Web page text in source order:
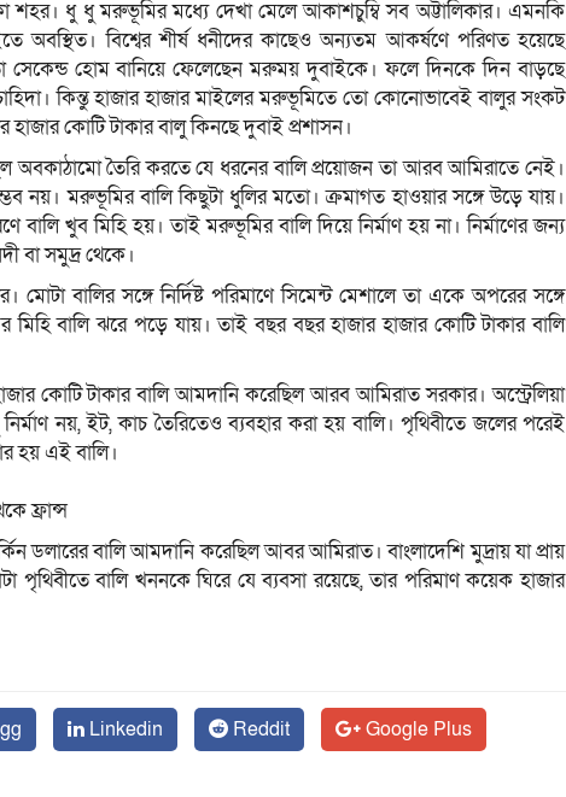
শহর। ধু ধু মরুভূমির মধ্যে দেখা মেলে আকাশচুম্বি সব অট্টালিকার। এমনকি
অবস্থিত। বিশ্বের শীর্ষ ধনীদের কাছেও অন্যতম আকর্ষণে পরিণত হয়েছে
হোম বানিয়ে ফেলেছেন মরুময় দুবাইকে। ফলে দিনকে দিন বাড়ছে
কিন্তু হাজার হাজার মাইলের মরুভূমিতে তো কোনোভাবেই বালুর সংকট
কোটি টাকার বালু কিনছে দুবাই প্রশাসন।
অবকাঠামো তৈরি করতে যে ধরনের বালি প্রয়োজন তা আরব আমিরাতে নেই।
নয়। মরুভূমির বালি কিছুটা ধুলির মতো। ক্রমাগত হাওয়ার সঙ্গে উড়ে যায়।
খুব মিহি হয়। তাই মরুভূমির বালি দিয়ে নির্মাণ হয় না। নির্মাণের জন্য
বা সমুদ্র থেকে।
বালির সঙ্গে নির্দিষ্ট পরিমাণে সিমেন্ট মেশালে তা একে অপরের সঙ্গে
বালি ঝরে পড়ে যায়। তাই বছর বছর হাজার হাজার কোটি টাকার বালি
কোটি টাকার বালি আমদানি করেছিল আরব আমিরাত সরকার। অস্ট্রেলিয়া
নয়, ইট, কাচ তৈরিতেও ব্যবহার করা হয় বালি। পৃথিবীতে জলের পরেই
হয় এই বালি।
ফ্রান্স
ডলারের বালি আমদানি করেছিল আবর আমিরাত। বাংলাদেশি মুদ্রায় যা প্রায়
পৃথিবীতে বালি খননকে ঘিরে যে ব্যবসা রয়েছে, তার পরিমাণ কয়েক হাজার
Linkedin Reddit
Google Plus